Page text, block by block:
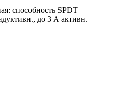
способность SPDT
до 3 A активн.